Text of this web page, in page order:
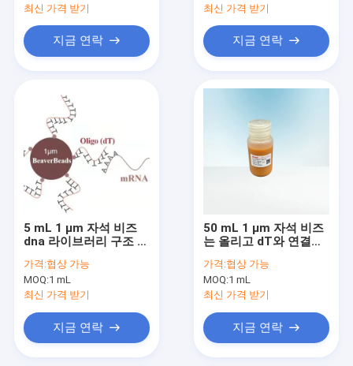
최신 가격 받기
지금 연락
최신 가격 받기
지금 연락
5 mL 1 μm 자석 비즈
dna 라이브러리 구조 키
ＲＮＡ 폴리아데닐산
가격:협상 가능
MOQ:1 mL
최신 가격 받기
지금 연락
50 mL 1 μm 자석 비즈
는 올리고 dT와 연결되
가격:협상 가능
MOQ:1 mL
최신 가격 받기
지금 연락